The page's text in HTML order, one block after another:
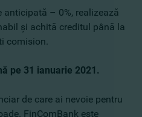
– 0%, realizează
şi achită creditul până la
comision.
pe 31 ianuarie 2021.
de care ai nevoie pentru
FinComBank este